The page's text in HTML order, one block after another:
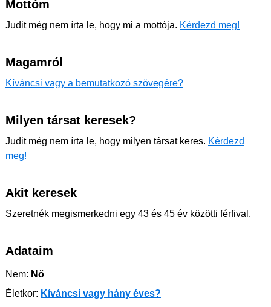
Mottóm
Judit még nem írta le, hogy mi a mottója. Kérdezd meg!
Magamról
Kíváncsi vagy a bemutatkozó szövegére?
Milyen társat keresek?
Judit még nem írta le, hogy milyen társat keres. Kérdezd
meg!
Akit keresek
Szeretnék megismerkedni egy 43 és 45 év közötti férfival.
Adataim
Nem: Nő
Életkor: Kíváncsi vagy hány éves?